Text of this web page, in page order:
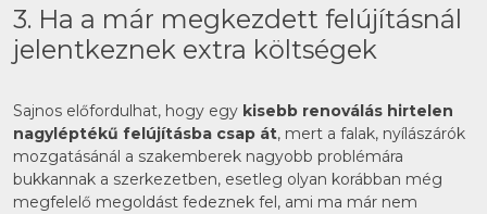
3. Ha a már megkezdett felújításnál
jelentkeznek extra költségek
Sajnos előfordulhat, hogy egy kisebb renoválás hirtelen
nagyléptékű felújításba csap át, mert a falak, nyílászárók
mozgatásánál a szakemberek nagyobb problémára
bukkannak a szerkezetben, esetleg olyan korábban még
megfelelő megoldást fedeznek fel, ami ma már nem